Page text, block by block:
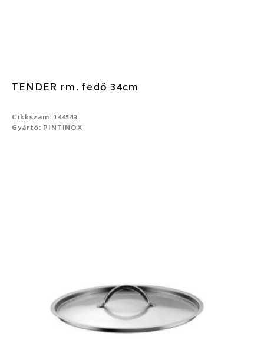
TENDER rm. fedő 34cm
Cikkszám: 144543
Gyártó: PINTINOX